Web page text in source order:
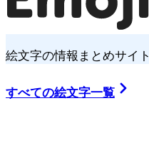
絵文字の情報まとめサイト
すべての絵文字一覧